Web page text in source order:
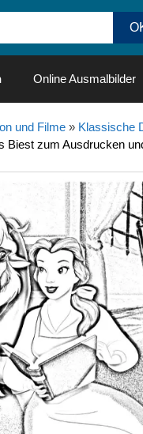
Online Ausmalbilder
und Filme» Klassische
Biest zum Ausdrucken